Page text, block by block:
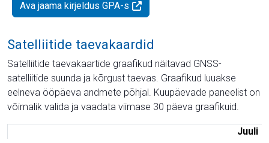
Ava jaama kirjeldus GPA-s
Satelliitide taevakaardid
Satelliitide taevakaartide graafikud näitavad GNSS-
satelliitide suunda ja kõrgust taevas. Graafikud luuakse
eelneva ööpäeva andmete põhjal. Kuupäevade paneelist on
võimalik valida ja vaadata viimase 30 päeva graafikuid.
Juuli